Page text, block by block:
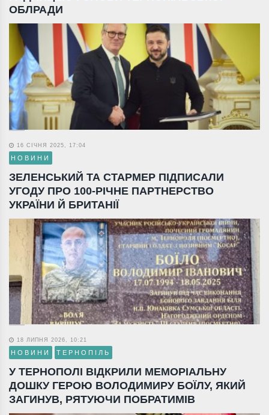
ОБЛРАДИ
16 СІЧНЯ 2025, 17:04
НОВИНИ
ЗЕЛЕНСЬКИЙ ТА СТАРМЕР ПІДПИСАЛИ
УГОДУ ПРО 100-РІЧНЕ ПАРТНЕРСТВО
УКРАЇНИ Й БРИТАНІЇ
18 ЛИПНЯ 2026, 10:21
НОВИНИ ТЕРНОПІЛЬ
У ТЕРНОПОЛІ ВІДКРИЛИ МЕМОРІАЛЬНУ
ДОШКУ ГЕРОЮ ВОЛОДИМИРУ БОЇЛУ, ЯКИЙ
ЗАГИНУВ, РЯТУЮЧИ ПОБРАТИМІВ